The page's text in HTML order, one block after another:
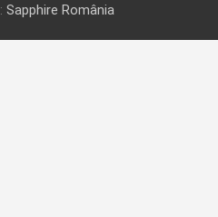
Sapphire România